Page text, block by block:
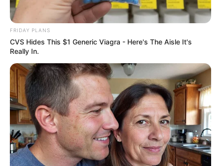
These '90s Couples Will Always Hold A Special
Place In Our Hearts
BRAINBERRIES
FRIDAY PLANS
CVS Hides This $1 Generic Viagra - Here's The Aisle It's
Really In.